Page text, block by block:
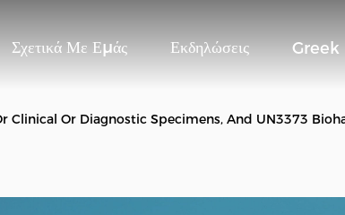
Σχετικά Με Εμάς Εκδηλώσεις Greek
Clinical Or Diagnostic Specimens, And UN3373